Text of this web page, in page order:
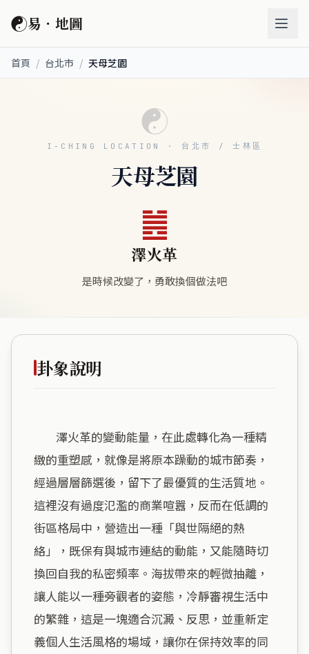
☯易．地圖
首頁 / 台北市 / 天母芝園
☯
I-CHING LOCATION · 台北市 / 士林區
天母芝園
䷰
澤火革
是時候改變了，勇敢換個做法吧
卦象說明
緻的重塑感，就像是將原本躁動的城市節奏，
經過層層篩選後，留下了最優質的生活質地。
這裡沒有過度氾濫的商業喧囂，反而在低調的
街區格局中，營造出一種「與世隔絕的熱
絡」，既保有與城市連結的動能，又能隨時切
換回自我的私密頻率。海拔帶來的輕微抽離，
讓人能以一種旁觀者的姿態，冷靜審視生活中
的繁雜，這是一塊適合沉澱、反思，並重新定
義個人生活風格的場域，讓你在保持效率的同